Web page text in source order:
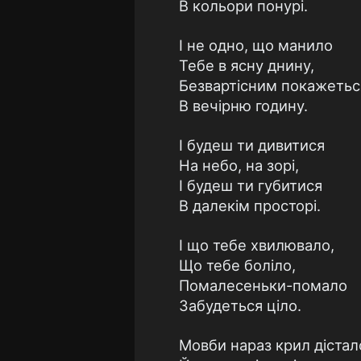
В кольори понурі.
І не одно, що манило
Тебе в ясну днину,
Безвартісним
В вечірню годину.
І будеш ти дивитися
На небо, на зорі,
І будеш ти губитися
В далекім просторі.
І що тебе хвилювало,
Що тебе боліло,
Помалесеньки-помало
Забудеться ціло.
Мовби нараз крил